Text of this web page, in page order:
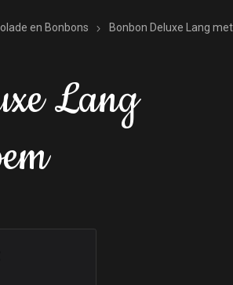
en Bonbons Bonbon Deluxe Lang
Lang